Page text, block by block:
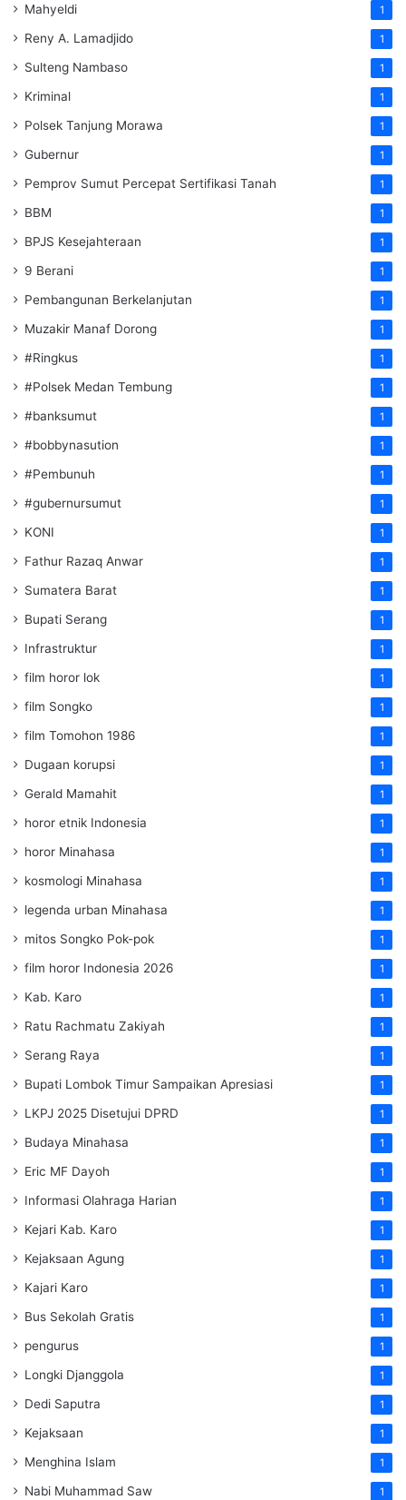
Mahyeldi 1
Reny A. Lamadjido 1
Sulteng Nambaso 1
Kriminal 1
Polsek Tanjung Morawa 1
Gubernur 1
Pemprov Sumut Percepat Sertifikasi Tanah 1
BBM 1
BPJS Kesejahteraan 1
9 Berani 1
Pembangunan Berkelanjutan 1
Muzakir Manaf Dorong 1
#Ringkus 1
#Polsek Medan Tembung 1
#banksumut 1
#bobbynasution 1
#Pembunuh 1
#gubernursumut 1
KONI 1
Fathur Razaq Anwar 1
Sumatera Barat 1
Bupati Serang 1
Infrastruktur 1
film horor lok 1
film Songko 1
film Tomohon 1986 1
Dugaan korupsi 1
Gerald Mamahit 1
horor etnik Indonesia 1
horor Minahasa 1
kosmologi Minahasa 1
legenda urban Minahasa 1
mitos Songko Pok-pok 1
film horor Indonesia 2026 1
Kab. Karo 1
Ratu Rachmatu Zakiyah 1
Serang Raya 1
Bupati Lombok Timur Sampaikan Apresiasi 1
LKPJ 2025 Disetujui DPRD 1
Budaya Minahasa 1
Eric MF Dayoh 1
Informasi Olahraga Harian 1
Kejari Kab. Karo 1
Kejaksaan Agung 1
Kajari Karo 1
Bus Sekolah Gratis 1
pengurus 1
Longki Djanggola 1
Dedi Saputra 1
Kejaksaan 1
Menghina Islam 1
Nabi Muhammad Saw 1